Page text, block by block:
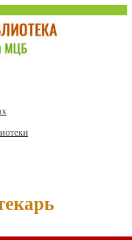
МЦБ
библиотека